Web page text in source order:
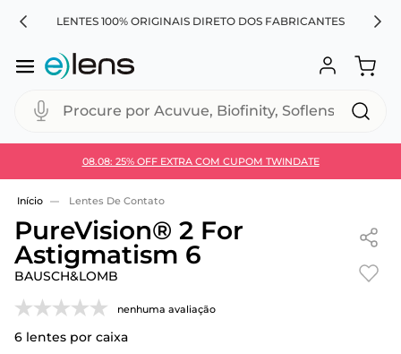
LENTES 100% ORIGINAIS DIRETO DOS FABRICANTES
Procure por Acuvue, Biofinity, Soflens...
08.08: 25% OFF EXTRA COM CUPOM TWINDATE
Use 30HOJE e ganhe 30% OFF + economia extra no
Lentes De Contato
PureVision® 2 For
Astigmatism 6
BAUSCH&LOMB
nenhuma avaliação
6 lentes por caixa